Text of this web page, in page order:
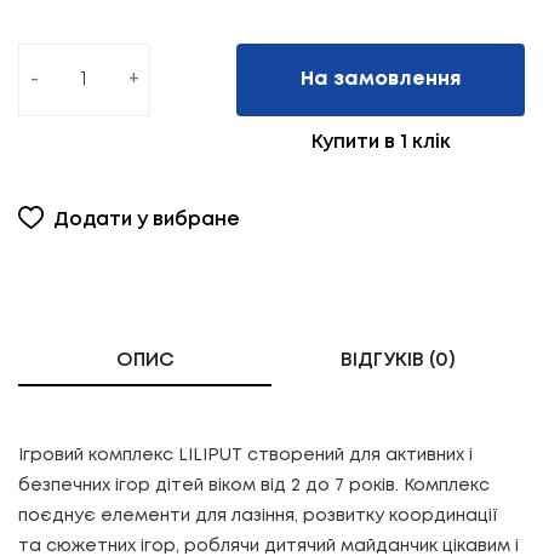
- + На замовлення
Купити в 1 клік
Додати у вибране
ОПИС ВІДГУКІВ (0)
Ігровий комплекс LILIPUT створений для активних і
безпечних ігор дітей віком від 2 до 7 років. Комплекс
поєднує елементи для лазіння, розвитку координації
та сюжетних ігор, роблячи дитячий майданчик цікавим і